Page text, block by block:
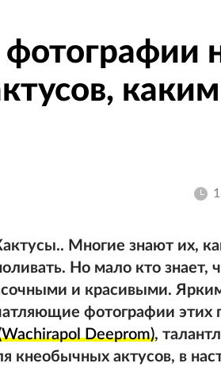
фотографии
Многие знают их,
Но мало кто знает,
и красивыми.
фотографии этих
Deeprom),
кнеобычных актусов, в